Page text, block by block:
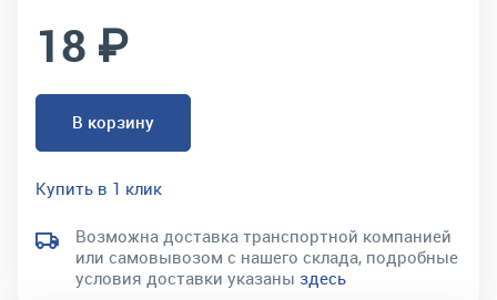
18 ₽
В корзину
Купить в 1 клик
Возможна доставка транспортной компанией
или самовывозом с нашего склада, подробные
условия доставки указаны здесь